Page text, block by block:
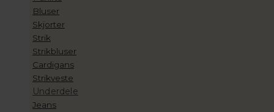
Bluser
Skjorter
Strik
Strikbluser
Cardigans
Strikveste
Underdele
Jeans